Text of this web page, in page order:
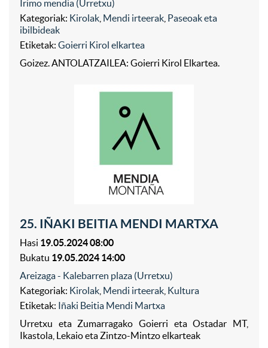
Irimo mendia (Urretxu)
Kategoriak: Kirolak Mendi irteerak Paseoak eta
ibilbideak
Etiketak: Goierri Kirol elkartea
Goizez. ANTOLATZAILEA: Goierri Kirol Elkartea.
25. IÑAKI BEITIA MENDI MARTXA
Hasi 19.05.2024 08:00
Bukatu 19.05.2024 14:00
Areizaga - Kalebarren plaza (Urretxu)
Kategoriak: Kirolak Mendi irteerak Kultura
Etiketak: Iñaki Beitia Mendi Martxa
Urretxu eta Zumarragako Goierri eta Ostadar MT,
Ikastola, Lekaio eta Zintzo-Mintzo elkarteak